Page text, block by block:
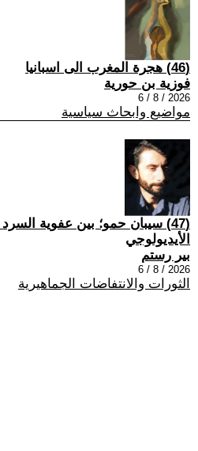
(46) هجرة المغرب الى اسبانيا
فوزية بن حورية
2026 / 8 / 6
مواضيع وابحاث سياسية
(47) سيبان حمو؛ بين عفوية
الأيديولوجي
بير رستم
2026 / 8 / 6
الثورات والانتفاضات الجماهيرية